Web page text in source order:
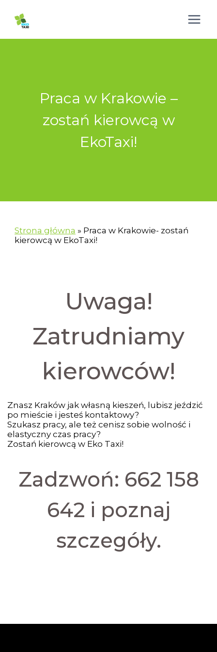
treści
Praca w Krakowie –
zostań kierowcą w
EkoTaxi!
Strona główna » Praca w Krakowie- zostań
kierowcą w EkoTaxi!
Uwaga!
Zatrudniamy
kierowców!
Znasz Kraków jak własną kieszeń, lubisz jeździć
po mieście i jesteś kontaktowy?
Szukasz pracy, ale też cenisz sobie wolność i
elastyczny czas pracy?
Zostań kierowcą w Eko Taxi!
Zadzwoń: 662 158
642 i poznaj
szczegóły.